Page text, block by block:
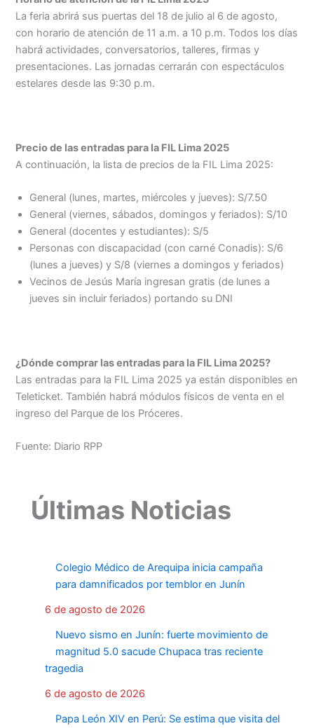
La feria abrirá sus puertas del 18 de julio al 6 de agosto,
con horario de atención de 11 a.m. a 10 p.m. Todos los días
habrá actividades, conversatorios, talleres, firmas y
presentaciones. Las jornadas cerrarán con espectáculos
estelares desde las 9:30 p.m.
Precio de las entradas para la FIL Lima 2025
A continuación, la lista de precios de la FIL Lima 2025:
General (lunes, martes, miércoles y jueves): S/7.50
General (viernes, sábados, domingos y feriados): S/10
General (docentes y estudiantes): S/5
Personas con discapacidad (con carné Conadis): S/6
(lunes a jueves) y S/8 (viernes a domingos y feriados)
Vecinos de Jesús María ingresan gratis (de lunes a
jueves sin incluir feriados) portando su DNI
¿Dónde comprar las entradas para la FIL Lima 2025?
Las entradas para la FIL Lima 2025 ya están disponibles en
Teleticket. También habrá módulos físicos de venta en el
ingreso del Parque de los Próceres.
Fuente: Diario RPP
Últimas Noticias
Colegio Médico de Arequipa inicia campaña
para damnificados por temblor en Junín
6 de agosto de 2026
Nuevo sismo en Junín: fuerte movimiento de
magnitud 5.0 sacude Chupaca tras reciente
tragedia
6 de agosto de 2026
Papa León XIV en Perú: Se estima que visita del